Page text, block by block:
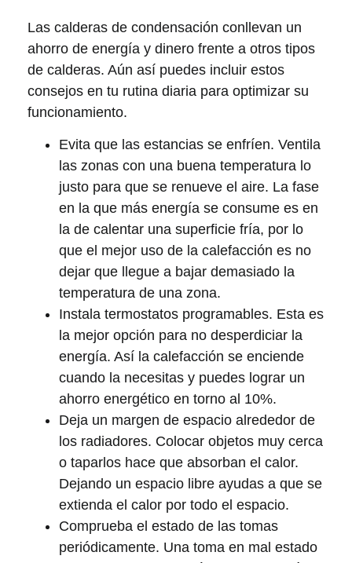
Las calderas de condensación conllevan un
ahorro de energía y dinero frente a otros tipos
de calderas. Aún así puedes incluir estos
consejos en tu rutina diaria para optimizar su
funcionamiento.
Evita que las estancias se enfríen. Ventila
las zonas con una buena temperatura lo
justo para que se renueve el aire. La fase
en la que más energía se consume es en
la de calentar una superficie fría, por lo
que el mejor uso de la calefacción es no
dejar que llegue a bajar demasiado la
temperatura de una zona.
Instala termostatos programables. Esta es
la mejor opción para no desperdiciar la
energía. Así la calefacción se enciende
cuando la necesitas y puedes lograr un
ahorro energético en torno al 10%.
Deja un margen de espacio alrededor de
los radiadores. Colocar objetos muy cerca
o taparlos hace que absorban el calor.
Dejando un espacio libre ayudas a que se
extienda el calor por todo el espacio.
Comprueba el estado de las tomas
periódicamente. Una toma en mal estado